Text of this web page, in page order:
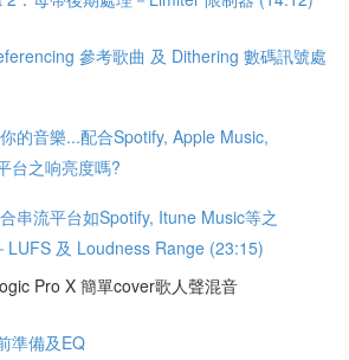
參考歌曲 及 Dithering 數碼訊號處
的音樂...配合Spotify, Apple Music,
台之响亮度嗎?
串流平台如Spotify, Itune Music等之
LUFS 及 Loudness Range (23:15)
Pro X 簡單cover歌人聲混音
準備及EQ